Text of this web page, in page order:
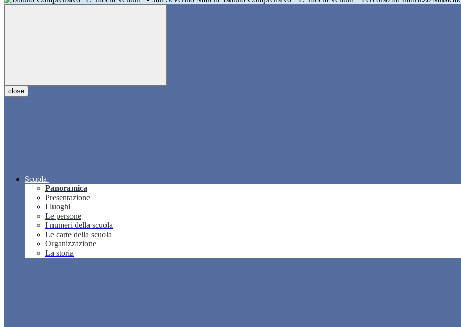
close
Scuola
Panoramica
Presentazione
I luoghi
Le persone
I numeri della scuola
Le carte della scuola
Organizzazione
La storia